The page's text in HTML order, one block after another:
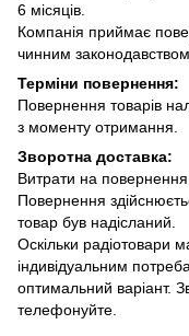
6 місяців.
Компанія приймає
чинним законодавством.
Терміни повернення:
Повернення товарів
з моменту отримання.
Зворотна доставка:
Витрати на
Повернення
товар був надісланий.
Оскільки радіотовари
індивідуальним
оптимальний варіант.
телефонуйте.